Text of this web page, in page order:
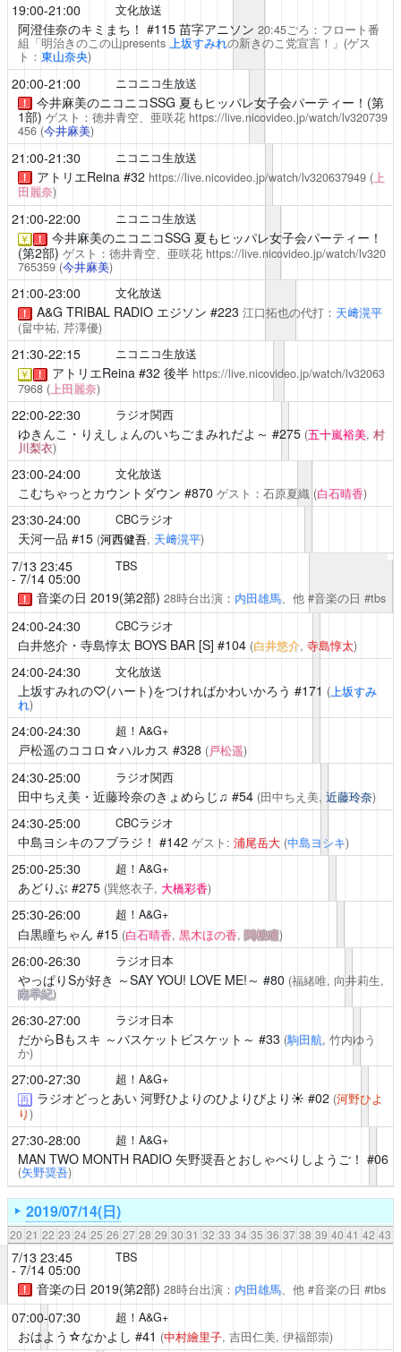
19:00-21:00 文化放送
阿澄佳奈のキミまち！ #115 苗字アニソン 20:45ごろ：フロート番
組「明治きのこの山presents 上坂すみれの新きのこ党宣言！」(ゲス
ト： 東山奈央)
20:00-21:00 ニコニコ生放送
！ 今井麻美のニコニコSSG 夏もヒッパレ女子会パーティー！(第
1部) ゲスト：徳井青空、亜咲花 https://live.nicovideo.jp/watch/lv320739
456 (今井麻美)
21:00-21:30 ニコニコ生放送
！ アトリエReina #32 https://live.nicovideo.jp/watch/lv320637949 (上
田麗奈)
21:00-22:00 ニコニコ生放送
￥ ！ 今井麻美のニコニコSSG 夏もヒッパレ女子会パーティー！
(第2部) ゲスト：徳井青空、亜咲花 https://live.nicovideo.jp/watch/lv320
765359 (今井麻美)
21:00-23:00 文化放送
！ A&G TRIBAL RADIO エジソン #223 江口拓也の代打： 天﨑滉平
(畠中祐, 芹澤優)
21:30-22:15 ニコニコ生放送
￥ ！ アトリエReina #32 後半 https://live.nicovideo.jp/watch/lv32063
7968 (上田麗奈)
22:00-22:30 ラジオ関西
ゆきんこ・りえしょんのいちごまみれだよ～ #275 (五十嵐裕美, 村
川梨衣)
23:00-24:00 文化放送
こむちゃっとカウントダウン #870 ゲスト：石原夏織 (白石晴香)
23:30-24:00 CBCラジオ
天河一品 #15 (河西健吾, 天﨑滉平)
7/13 23:45
- 7/14 05:00
TBS
！ 音楽の日 2019(第2部) 28時台出演： 内田雄馬、他 #音楽の日 #tbs
24:00-24:30 CBCラジオ
白井悠介・寺島惇太 BOYS BAR [S] #104 (白井悠介, 寺島惇太)
24:00-24:30 文化放送
上坂すみれの♡(ハート)をつければかわいかろう #171 (上坂すみ
れ)
24:00-24:30 超！A&G+
戸松遥のココロ☆ハルカス #328 (戸松遥)
24:30-25:00 ラジオ関西
田中ちえ美・近藤玲奈のきょめらじ♫ #54 (田中ちえ美, 近藤玲奈)
24:30-25:00 CBCラジオ
中島ヨシキのフブラジ！ #142 ゲスト: 浦尾岳大 (中島ヨシキ)
25:00-25:30 超！A&G+
あどりぶ#275 (巽悠衣子, 大橋彩香)
25:30-26:00 超！A&G+
白黒瞳ちゃん #15 (白石晴香, 黒木ほの香,関根瞳)
26:00-26:30 ラジオ日本
やっぱりSが好き ～SAY YOU! LOVE ME!～ #80 (福緒唯, 向井莉生,
南早紀)
26:30-27:00 ラジオ日本
だからBもスキ ～バスケットビスケット～ #33 (駒田航, 竹内ゆう
か)
27:00-27:30 超！A&G+
再 ラジオどっとあい 河野ひよりのひよりびより☀ #02 (河野ひよ
り)
27:30-28:00 超！A&G+
MAN TWO MONTH RADIO 矢野奨吾とおしゃべりしようご！ #06
(矢野奨吾)
2019/07/14(日)
20 21 22 23 24 25 26 27 28 29 30 31 32 33 34 35 36 37 38 39 40 41 42 43
7/13 23:45
- 7/14 05:00
TBS
！ 音楽の日 2019(第2部) 28時台出演： 内田雄馬、他 #音楽の日 #tbs
07:00-07:30 超！A&G+
おはよう☆なかよし #41 (中村繪里子, 吉田仁美, 伊福部崇)